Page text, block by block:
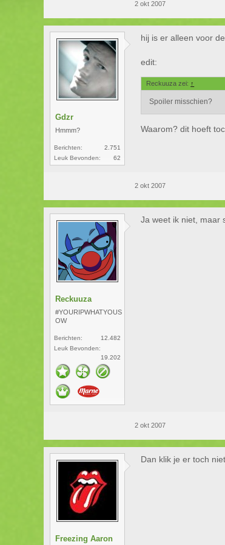
2 okt 2007
Gdzr
Hmmm?
Berichten:
2.751
Leuk Bevonden:
62
hij is er alleen voor
edit:
Reckuuza zei: ↑
Spoiler misschien?
Waarom? dit hoeft
2 okt 2007
Reckuuza
#YOURIPWHATYOUS
OW
Berichten:
12.482
Leuk Bevonden:
19.202
Ja weet ik niet, maar
2 okt 2007
Freezing Aaron
Dan klik je er toch